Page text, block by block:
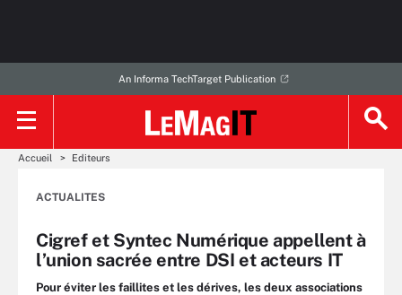
An Informa TechTarget Publication
Accueil Editeurs
ACTUALITES
Cigref et Syntec Numérique appellent à
l’union sacrée entre DSI et acteurs IT
Pour éviter les faillites et les dérives, les deux associations